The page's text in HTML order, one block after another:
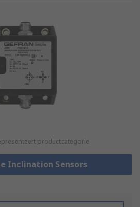
productcategorie
Inclination Sensors